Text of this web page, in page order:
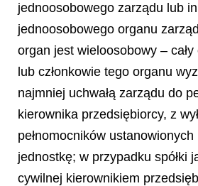
jednoosobowego zarządu lub
jednoosobowego organu
organ jest wieloosobowy – cały
lub członkowie tego organu
najmniej uchwałą zarządu do
kierownika przedsiębiorcy, z
pełnomocników
jednostkę; w przypadku spółki
cywilnej kierownikiem